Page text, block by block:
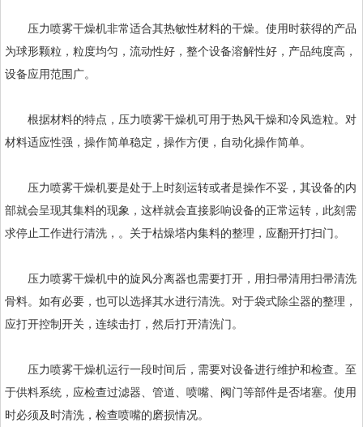
压力喷雾干燥机非常适合其热敏性材料的干燥。使用时获得的产品
为球形颗粒，粒度均匀，流动性好，整个设备溶解性好，产品纯度高，
设备应用范围广。
根据材料的特点，压力喷雾干燥机可用于热风干燥和冷风造粒。对
材料适应性强，操作简单稳定，操作方便，自动化操作简单。
压力喷雾干燥机要是处于上时刻运转或者是操作不妥，其设备的内
部就会呈现其集料的现象，这样就会直接影响设备的正常运转，此刻需
求停止工作进行清洗，。关于枯燥塔内集料的整理，应翻开打扫门。
压力喷雾干燥机中的旋风分离器也需要打开，用扫帚清用扫帚清洗
骨料。如有必要，也可以选择其水进行清洗。对于袋式除尘器的整理，
应打开控制开关，连续击打，然后打开清洗门。
压力喷雾干燥机运行一段时间后，需要对设备进行维护和检查。至
于供料系统，应检查过滤器、管道、喷嘴、阀门等部件是否堵塞。使用
时必须及时清洗，检查喷嘴的磨损情况。